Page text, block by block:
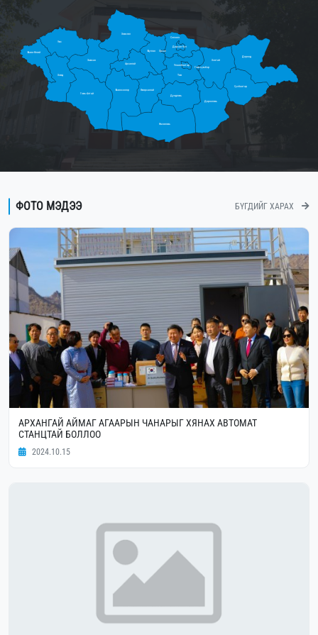
Дорнод
Баян-Өлгий
Ховд
Сүхбаатар
Дорноговь
Говь-Алтай
Баянхонгор
Өмнөговь
Хөвсгөл
Булган
Увс
Сэлэнгэ
Завхан Хэнтий
Дархан-Уул
Төв
Архангай
Орхон
Дундговь
Өвөрхангай
Говьсүмбэр
Улаанбаатар
ФОТО МЭДЭЭ БҮГДИЙГ ХАРАХ
АРХАНГАЙ АЙМАГ АГААРЫН ЧАНАРЫГ ХЯНАХ АВТОМАТ
СТАНЦТАЙ БОЛЛОО
2024.10.15